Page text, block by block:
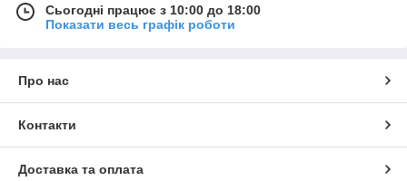
Сьогодні працює з 10:00 до 18:00
Показати весь графік роботи
Про нас
Контакти
Доставка та оплата